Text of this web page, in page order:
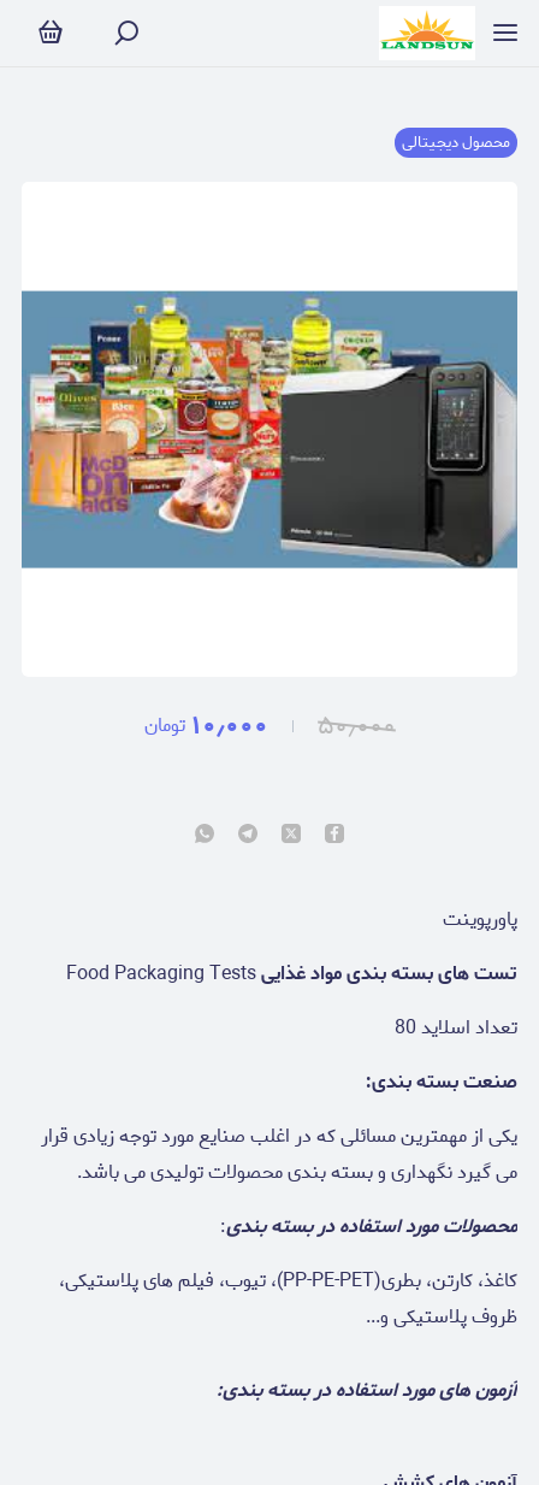
محصول دیجیتالی
۵۰٫۰۰۰ ۱۰٫۰۰۰ تومان
پاورپوینت
تست های بسته بندی مواد غذاییFood Packaging Tests
تعداد اسلاید 80
صنعت بسته بندی:
یکی از مهمترین مسائلی که در اغلب صنایع مورد توجه زیادی قرار
می گیرد نگهداری و بسته بندی محصولات تولیدی می باشد.
محصولات مورد استفاده در بسته بندی:
کاغذ، کارتن، بطری(PP-PE-PET)، تیوب، فیلم های پلاستیکی،
ظروف پلاستیکی و...
آزمون های مورد استفادهدر بسته بندی: